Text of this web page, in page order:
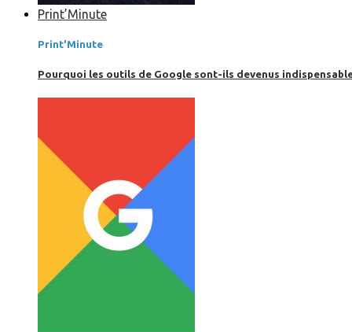
Print’Minute
Print'Minute
Pourquoi les outils de Google sont-ils devenus